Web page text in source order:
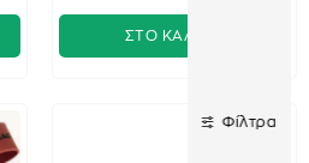
ΣΤΟ ΚΑΛΑΘΙ
Φίλτρα